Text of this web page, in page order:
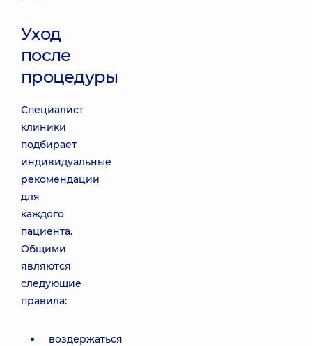
Уход
после
процедуры
Специалист
клиники
подбирает
индивидуальные
рекомендации
для
каждого
пациента.
Общими
являются
следующие
правила:
воздержаться